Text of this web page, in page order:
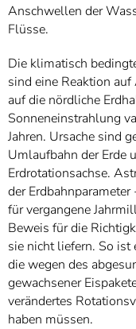
Anschwellen der
Flüsse.
Die klimatisch
sind eine Reaktion
auf die nördliche
Sonneneinstrahlung
Jahren. Ursache sind
Umlaufbahn der Erde
Erdrotationsachse.
der
für vergangene
Beweis für die
sie nicht liefern. So ist
die wegen des
gewachsener
verändertes
haben müssen.